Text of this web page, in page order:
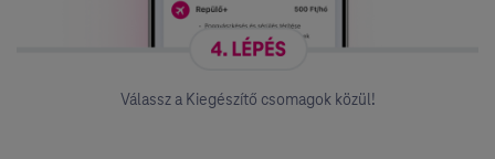
Válassz a Kiegészítő csomagok közül!